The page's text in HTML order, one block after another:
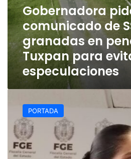
para
evitar
especulaciones
Gobernadora
comunicado de
granadas en
Tuxpan para
especulaciones
fiscal
avances
de
investigación
por
hechos
PORTADA